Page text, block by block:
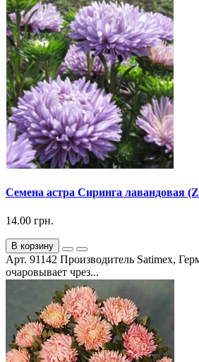
Семена астра Сиринга лавандовая
14.00 грн.
В корзину
Арт. 91142 Производитель Satimex,
очаровывает чрез...